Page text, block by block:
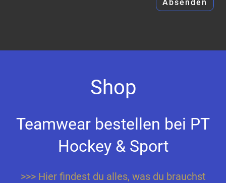
Shop
Teamwear bestellen bei PT
Hockey & Sport
>>> Hier findest du alles, was du brauchst